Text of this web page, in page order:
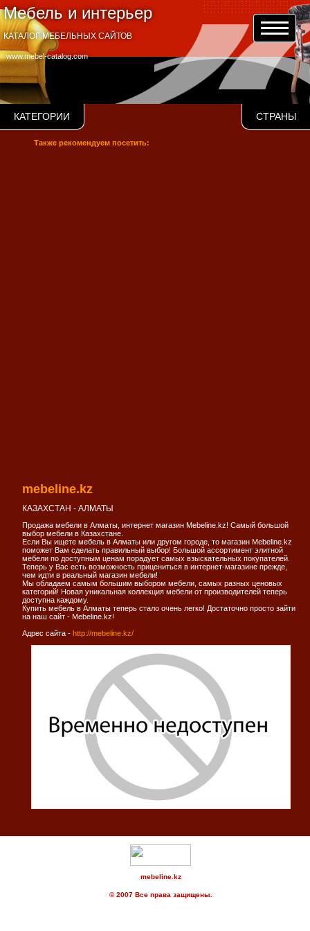
Мебель и интерьер
www.mebel-catalog.com
КАТАЛОГ МЕБЕЛЬНЫХ САЙТОВ
КАТЕГОРИИ СТРАНЫ
Также рекомендуем посетить:
mebeline.kz
КАЗАХСТАН - АЛМАТЫ
Продажа мебели в Алматы, интернет магазин Mebeline.kz! Самый большой
выбор мебели в Казахстане.
Если Вы ищете мебель в Алматы или другом городе, то магазин Mebeline.kz
поможет Вам сделать правильный выбор! Большой ассортимент элитной
мебели по доступным ценам порадует самых взыскательных покупателей.
Теперь у Вас есть возможность прицениться в интернет-магазине прежде,
чем идти в реальный магазин мебели!
Мы обладаем самым большим выбором мебели, самых разных ценовых
категорий! Новая уникальная коллекция мебели от производителей теперь
доступна каждому.
Купить мебель в Алматы теперь стало очень легко! Достаточно просто зайти
на наш сайт - Mebeline.kz!
Адрес сайта - http://mebeline.kz/
mebeline.kz
© 2007 Все права защищены.